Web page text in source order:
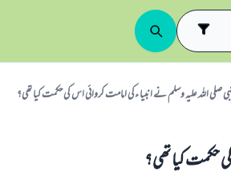
صلی اللہ علیہ وسلم نے انبیا ءکی امامت کروائی اس کی حکمت کیا تھی؟
حکمت کیا تھی؟